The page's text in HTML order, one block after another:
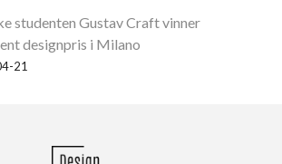
studenten Gustav Craft vinner
designpris i Milano
21